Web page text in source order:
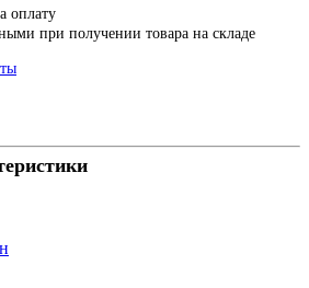
оплату
при получении товара на складе